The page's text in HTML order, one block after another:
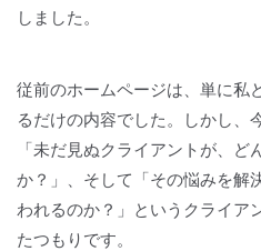
しました。
従前のホームページは、単に私
るだけの内容でした。しかし、
「未だ見ぬクライアントが、
か？」、そして「その悩みを解
われるのか？」というクライア
たつもりです。